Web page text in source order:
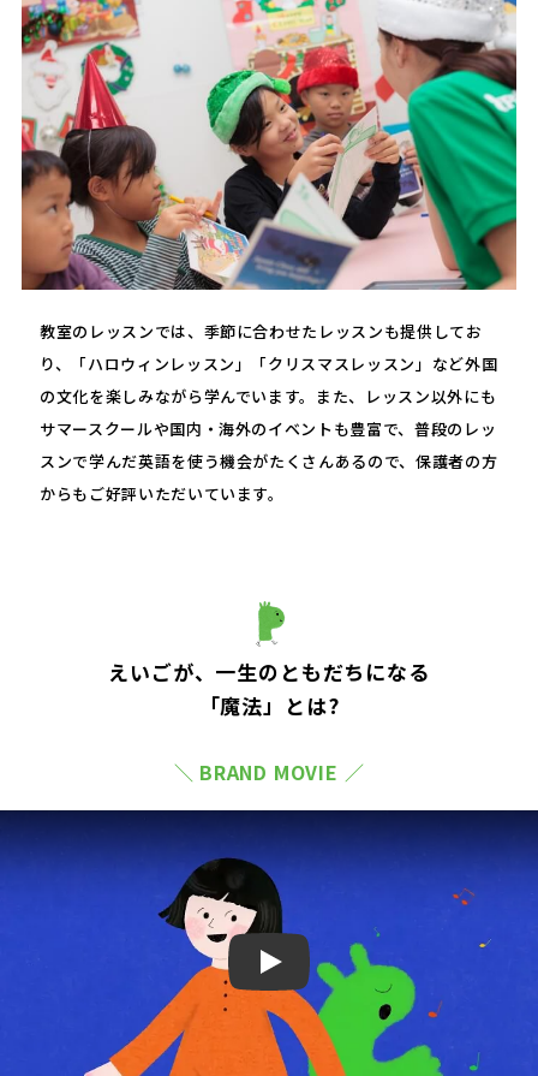
教室のレッスンでは、季節に合わせたレッスンも提供してお
り、「ハロウィンレッスン」「クリスマスレッスン」など外国
の文化を楽しみながら学んでいます。また、レッスン以外にも
サマースクールや国内・海外のイベントも豊富で、普段のレッ
スンで学んだ英語を使う機会がたくさんあるので、保護者の方
からもご好評いただいています。
えいごが、一生のともだちになる
「魔法」とは?
＼ BRAND MOVIE ／